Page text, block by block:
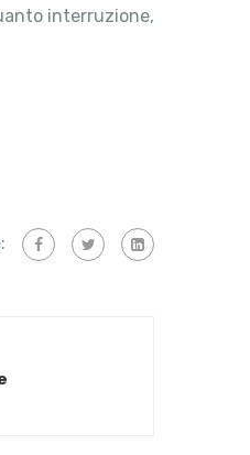
interruzione,